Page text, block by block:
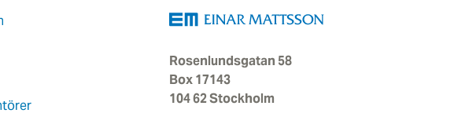
Rosenlundsgatan 58
Box 17143
104 62 Stockholm